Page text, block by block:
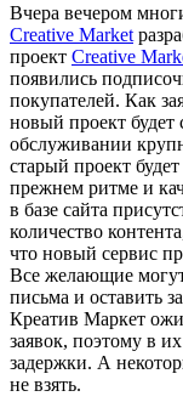
Вчера вечером
Creative Market
проект Creative
появились
покупателей. Как
новый проект будет
обслуживании
старый проект
прежнем ритме и
в базе сайта
количество
что новый сервис
Все желающие
письма и оставить
Креатив Маркет
заявок, поэтому в
задержки. А
не взять.